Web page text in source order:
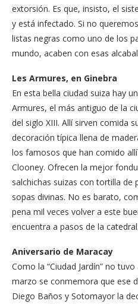
extorsión. Es que, insisto, el
y está infectado. Si no
listas negras como uno de los
mundo, acaben con esas
Les Armures, en Ginebra
En esta bella ciudad suiza hay
Armures, el más antiguo de la
del siglo XIII. Allí sirven comida
decoración típica llena de
los famosos que han comido
Clooney. Ofrecen la mejor
salchichas suizas con tortilla de
sopas divinas. No es barato,
pena mil veces volver a este
encuentra a pasos de la catedral.
Aniversario de Maracay
Como la “Ciudad Jardín” no
marzo se conmemora que ese
Diego Baños y Sotomayor la